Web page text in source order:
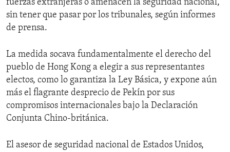
fuerzas extranjeras o amenacen la seguridad nacional,
sin tener que pasar por los tribunales, según informes
de prensa.
La medida socava fundamentalmente el derecho del
pueblo de Hong Kong a elegir a sus representantes
electos, como lo garantiza la Ley Básica, y expone aún
más el flagrante desprecio de Pekín por sus
compromisos internacionales bajo la Declaración
Conjunta Chino-británica.
El asesor de seguridad nacional de Estados Unidos,